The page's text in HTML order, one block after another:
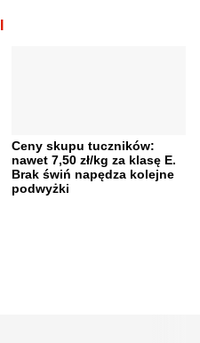
Ceny skupu tuczników:
nawet 7,50 zł/kg za klasę E.
Brak świń napędza kolejne
podwyżki